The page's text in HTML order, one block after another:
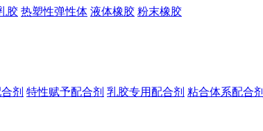
胶 热塑性弹性体 液体橡胶 粉末橡胶
剂 特性赋予配合剂 乳胶专用配合剂 粘合体系配合剂